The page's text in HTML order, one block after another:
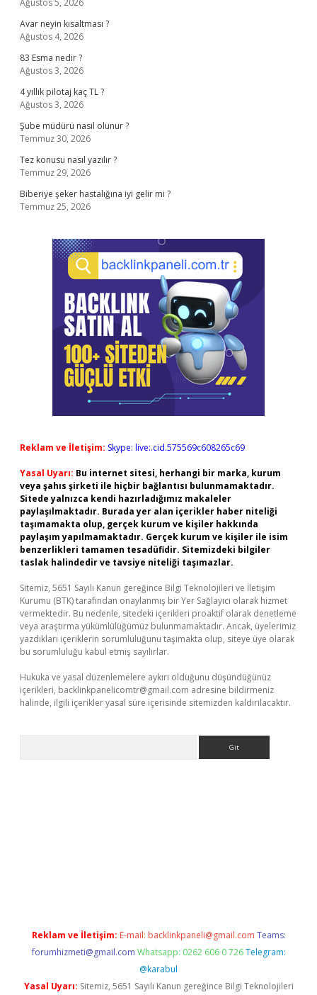
Ağustos 5, 2026
Avar neyin kısaltması ?
Ağustos 4, 2026
83 Esma nedir ?
Ağustos 3, 2026
4 yıllık pilotaj kaç TL ?
Ağustos 3, 2026
Şube müdürü nasıl olunur ?
Temmuz 30, 2026
Tez konusu nasıl yazılır ?
Temmuz 29, 2026
Biberiye şeker hastalığına iyi gelir mi ?
Temmuz 25, 2026
Reklam ve İletişim: Skype: live:.cid.575569c608265c69
Yasal Uyarı: Bu internet sitesi, herhangi bir marka, kurum
veya şahıs şirketi ile hiçbir bağlantısı bulunmamaktadır.
Sitede yalnızca kendi hazırladığımız makaleler
paylaşılmaktadır. Burada yer alan içerikler haber niteliği
taşımamakta olup, gerçek kurum ve kişiler hakkında
paylaşım yapılmamaktadır. Gerçek kurum ve kişiler ile isim
benzerlikleri tamamen tesadüfidir. Sitemizdeki bilgiler
taslak halindedir ve tavsiye niteliği taşımazlar.
Sitemiz, 5651 Sayılı Kanun gereğince Bilgi Teknolojileri ve İletişim
Kurumu (BTK) tarafından onaylanmış bir Yer Sağlayıcı olarak hizmet
vermektedir. Bu nedenle, sitedeki içerikleri proaktif olarak denetleme
veya araştırma yükümlülüğümüz bulunmamaktadır. Ancak, üyelerimiz
yazdıkları içeriklerin sorumluluğunu taşımakta olup, siteye üye olarak
bu sorumluluğu kabul etmiş sayılırlar.
Hukuka ve yasal düzenlemelere aykırı olduğunu düşündüğünüz
içerikleri, backlinkpanelicomtr@gmail.com adresine bildirmeniz
halinde, ilgili içerikler yasal süre içerisinde sitemizden kaldırılacaktır.
Reklam ve İletişim: E-mail: backlinkpaneli@gmail.com Teams:
forumhizmeti@gmail.com Whatsapp: 0262 606 0 726 Telegram:
@karabul
Yasal Uyarı: Sitemiz, 5651 Sayılı Kanun gereğince Bilgi Teknolojileri